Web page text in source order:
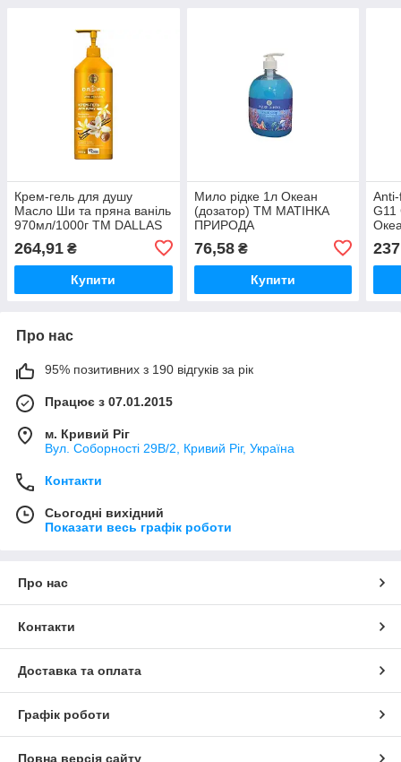
Крем-гель для душу
Масло Ши та пряна ваніль
970мл/1000г ТМ DALLAS
264,91 ₴
Купити
Мило рідке 1л Океан
(дозатор) ТМ МАТІНКА
ПРИРОДА
76,58₴
Купити
G11
Про нас
95% позитивних з 190 відгуків за рік
Працює з 07.01.2015
м. Кривий Ріг
Вул. Соборності 29В/2, Кривий Ріг, Україна
Контакти
Сьогодні вихідний
Показати весь графік роботи
Про нас
Контакти
Доставка та оплата
Графік роботи
Повна версія сайту